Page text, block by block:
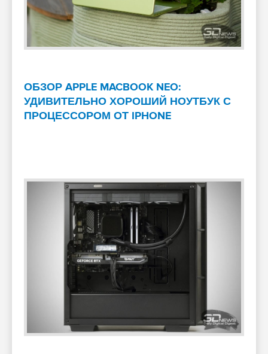
ОБЗОР APPLE MACBOOK NEO:
УДИВИТЕЛЬНО ХОРОШИЙ НОУТБУК С
ПРОЦЕССОРОМ ОТ IPHONE